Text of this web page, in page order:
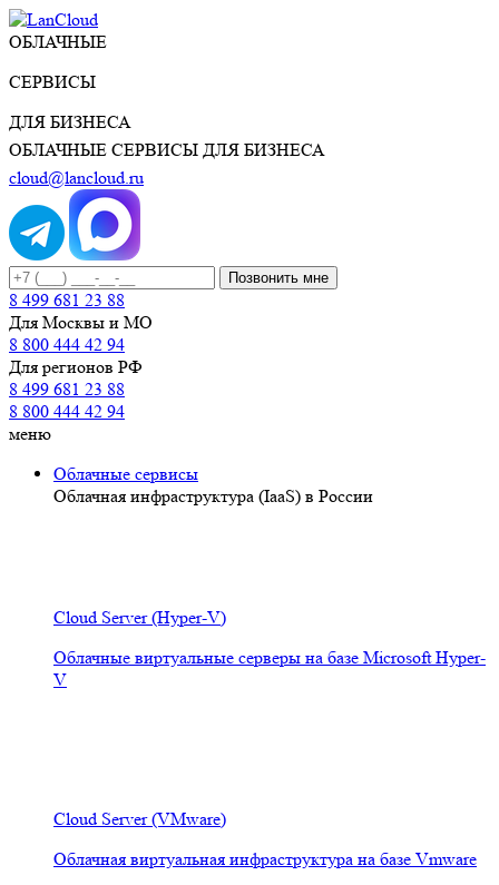
ОБЛАЧНЫЕ
СЕРВИСЫ
ДЛЯ БИЗНЕСА
ОБЛАЧНЫЕ СЕРВИСЫ ДЛЯ БИЗНЕСА
cloud@lancloud.ru
Позвонить мне
8 499 681 23 88
Для Москвы и МО
8 800 444 42 94
Для регионов РФ
8 499 681 23 88
8 800 444 42 94
меню
Облачные сервисы
Облачная инфраструктура (IaaS) в России
Cloud Server (Hyper-V)
Облачные виртуальные серверы на базе Microsoft Hyper-
V
Cloud Server (VMware)
Облачная виртуальная инфраструктура на базе Vmware